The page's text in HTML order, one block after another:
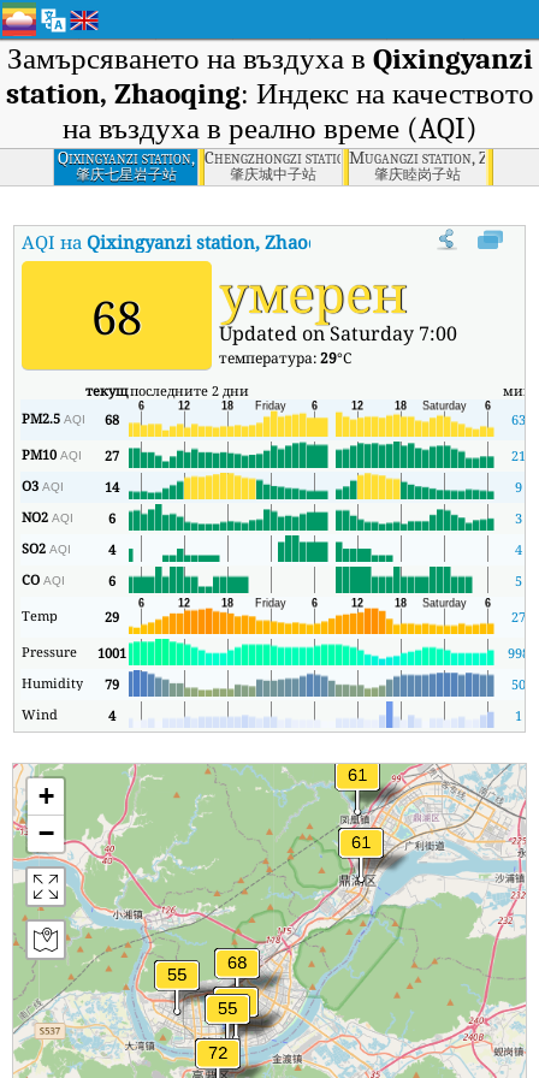
Замърсяването на въздуха в Qixingyanzi
station, Zhaoqing: Индекс на качеството
на въздуха в реално време (AQI)
Qixingyanzi station,
Zhaoqing
肇庆七星岩子站
Chengzhongzi station, Zhaoqing
肇庆城中子站
Mugangzi station,
肇庆睦岗子站
AQI наQixingyanzi station, Zhaoqing Индекс на качеството
68 умерен
Updated on Saturday 7:00
температура:29°C
текущпоследните 2 дни мин
PM2.5AQI 68
63
PM10AQI 27
21
O3AQI 14
9
NO2AQI 6
3
SO2AQI 4
4
COAQI 6
5
Temp
29
27
Pressure
1001 998
Humidity
79
50
Wind
4 1
+
−